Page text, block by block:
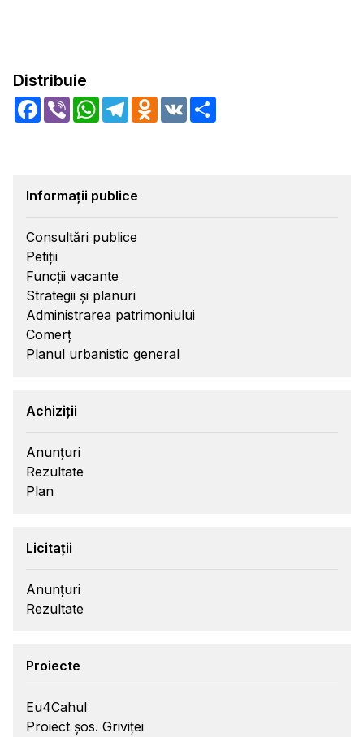
Distribuie
Facebook
Viber WhatsApp
TelegramOdnoklassniki
VK
Informații publice
Consultări publice
Petiții
Funcții vacante
Strategii și planuri
Administrarea patrimoniului
Comerț
Planul urbanistic general
Achiziții
Anunțuri
Rezultate
Plan
Licitații
Anunțuri
Rezultate
Proiecte
Eu4Cahul
Proiect șos. Griviței